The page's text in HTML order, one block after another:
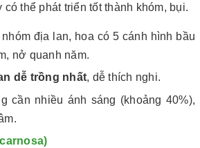
thể phát triển tốt thành khóm, bụi.
địa lan, hoa có 5 cánh hình bầu
nở quanh năm.
dễ trồng nhất, dễ thích nghi.
cần nhiều ánh sáng (khoảng 40%),